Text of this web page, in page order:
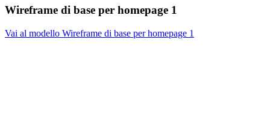
Wireframe di base per homepage 1
Vai al modello Wireframe di base per homepage 1